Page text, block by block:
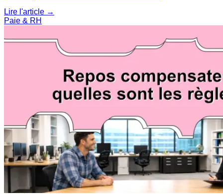
Lire l'article →
Paie & RH